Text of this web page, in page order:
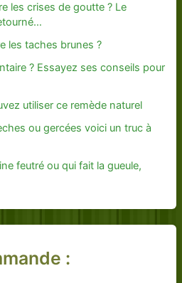
les crises de goutte ? Le
les taches brunes ?
? Essayez ses conseils pour
utiliser ce remède naturel
ou gercées voici un truc à
feutré ou qui fait la gueule,
: